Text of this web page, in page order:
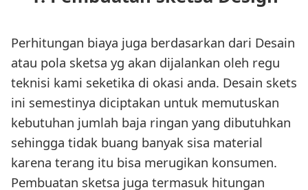
Perhitungan biaya juga berdasarkan dari Desain
atau pola sketsa yg akan dijalankan oleh regu
teknisi kami seketika di okasi anda. Desain skets
ini semestinya diciptakan untuk memutuskan
kebutuhan jumlah baja ringan yang dibutuhkan
sehingga tidak buang banyak sisa material
karena terang itu bisa merugikan konsumen.
Pembuatan sketsa juga termasuk hitungan